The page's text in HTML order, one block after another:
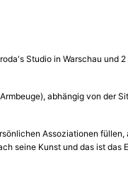
Studio in Warschau und
abhängig von der
Assoziationen füllen,
seine Kunst und das ist das